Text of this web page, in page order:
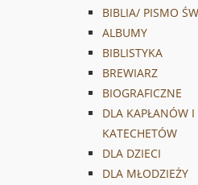
BIBLIA/ PISMO
ALBUMY
BIBLISTYKA
BREWIARZ
BIOGRAFICZNE
DLA KAPŁANÓW I
KATECHETÓW
DLA DZIECI
DLA MŁODZIEŻY